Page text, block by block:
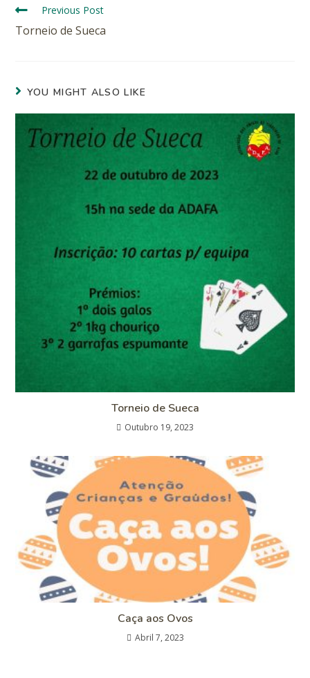
Previous Post
Torneio de Sueca
YOU MIGHT ALSO LIKE
Torneio de Sueca
Outubro 19, 2023
Caça aos Ovos
Abril 7, 2023